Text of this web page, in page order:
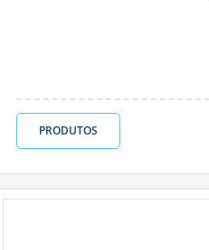
PRODUTOS